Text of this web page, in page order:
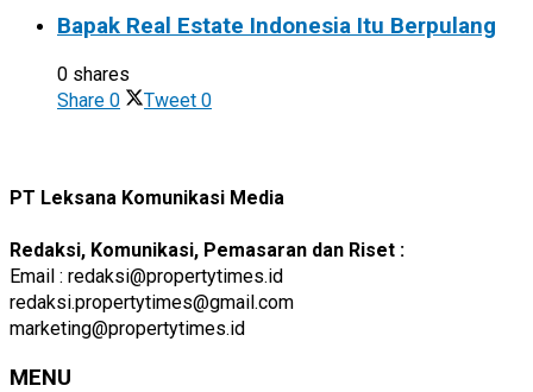
Bapak Real Estate Indonesia Itu Berpulang
0 shares
Share 0 Tweet 0
PT Leksana Komunikasi Media
Redaksi, Komunikasi, Pemasaran dan Riset :
Email : redaksi@propertytimes.id
redaksi.propertytimes@gmail.com
marketing@propertytimes.id
MENU